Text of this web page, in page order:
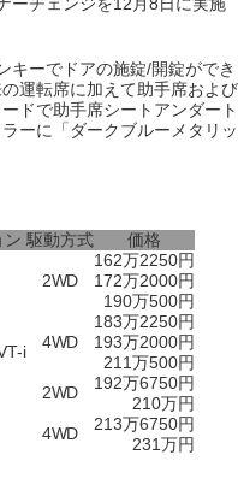
キーでドアの施錠/開錠ができ
運転席に加えて助手席および
ドで助手席シートアンダート
ーに「ダークブルーメタリッ
ン 駆動方式
価格
i
2WD
162万2250円
172万2000円
190万500円
4WD
183万2250円
193万2000円
211万500円
2WD
192万6750円
210万円
4WD
213万6750円
231万円